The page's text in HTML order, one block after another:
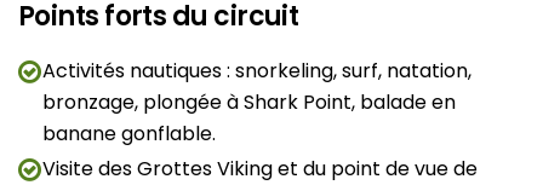
Points forts du circuit
Activités nautiques : snorkeling, surf, natation,
bronzage, plongée à Shark Point, balade en
banane gonflable.
Visite des Grottes Viking et du point de vue de